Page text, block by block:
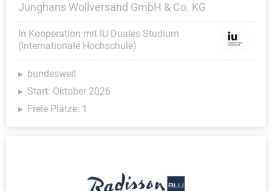
Junghans Wollversand GmbH & Co. KG
In Kooperation mit IU Duales Studium
(Internationale Hochschule)
bundesweit
Start: Oktober 2026
Freie Plätze: 1